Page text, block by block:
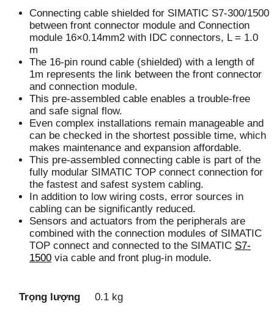
Connecting cable shielded for SIMATIC S7-300/1500
between front connector module and Connection
module 16×0.14mm2 with IDC connectors, L = 1.0
m
The 16-pin round cable (shielded) with a length of
1m represents the link between the front connector
and connection module.
This pre-assembled cable enables a trouble-free
and safe signal flow.
Even complex installations remain manageable and
can be checked in the shortest possible time, which
makes maintenance and expansion affordable.
This pre-assembled connecting cable is part of the
fully modular SIMATIC TOP connect connection for
the fastest and safest system cabling.
In addition to low wiring costs, error sources in
cabling can be significantly reduced.
Sensors and actuators from the peripherals are
combined with the connection modules of SIMATIC
TOP connect and connected to the SIMATIC S7-
1500 via cable and front plug-in module.
Trọng lượng 0.1 kg